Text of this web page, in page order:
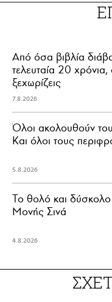
Από όσα βιβλία
τελευταία 20 χρόνια,
ξεχωρίζεις
7.8.2026
Όλοι ακολουθούν
Και όλοι τους
5.8.2026
Το θολό και
Μονής Σινά
4.8.2026